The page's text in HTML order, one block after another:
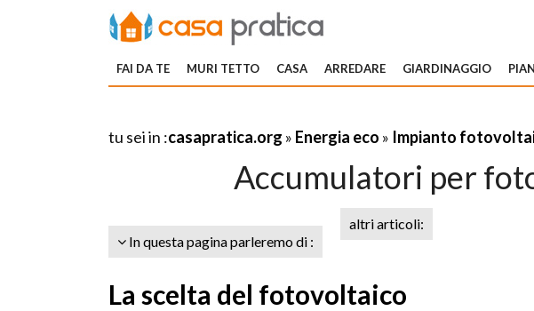
FAI DA TE MURI TETTO CASA ARREDARE GIARDINAGGIO
tu sei in :casapratica.org » Energia eco » Impianto
Accumulatori per
In questa pagina parleremo di :
altri articoli:
La scelta del fotovoltaico